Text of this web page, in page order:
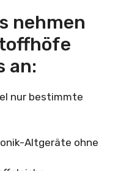
nehmen
an:
nur bestimmte
Altgeräte ohne